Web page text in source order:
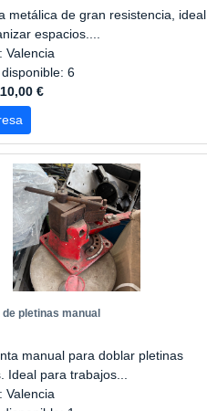
metálica de gran resistencia, ideal
espacios....
Valencia
6
€
de pletinas manual
manual para doblar pletinas
Ideal para trabajos...
Valencia